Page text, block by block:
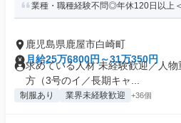
業種・職種経験不問◎年休120日以上
鹿児島県鹿屋市白崎町
月給25万6800円～31万350円
求めている人材 未経験歓迎／人
方（3号のイ／長期キャ...
制服あり 業界未経験歓迎 +36個